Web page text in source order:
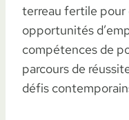
terreau fertile pour
opportunités
compétences de
parcours de
défis